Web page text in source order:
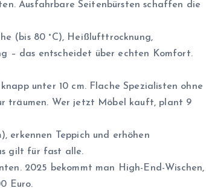
Ausfahrbare Seitenbürsten schaffen die
(bis 80 °C), Heißlufttrocknung,
– das entscheidet über echten Komfort.
unter 10 cm. Flache Spezialisten ohne
träumen. Wer jetzt Möbel kauft, plant 9
erkennen Teppich und erhöhen
gilt für fast alle.
2025 bekommt man High-End-Wischen,
Euro.